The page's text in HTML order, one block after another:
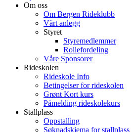
Om oss
Om Bergen Rideklubb
Vårt anlegg
Styret
Styremedlemmer
Rollefordeling
Våre Sponsorer
Rideskolen
Rideskole Info
Betingelser for rideskolen
Grønt Kort kurs
Påmelding rideskolekurs
Stallplass
Oppstalling
Søknadskjema for stallplass